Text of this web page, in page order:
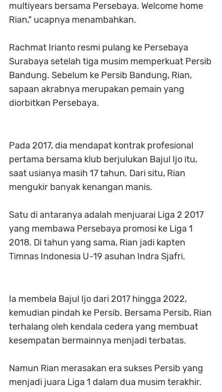
multiyears bersama Persebaya. Welcome home
Rian,” ucapnya menambahkan.
Rachmat Irianto resmi pulang ke Persebaya
Surabaya setelah tiga musim memperkuat Persib
Bandung. Sebelum ke Persib Bandung, Rian,
sapaan akrabnya merupakan pemain yang
diorbitkan Persebaya.
Pada 2017, dia mendapat kontrak profesional
pertama bersama klub berjulukan Bajul Ijo itu,
saat usianya masih 17 tahun. Dari situ, Rian
mengukir banyak kenangan manis.
Satu di antaranya adalah menjuarai Liga 2 2017
yang membawa Persebaya promosi ke Liga 1
2018. Di tahun yang sama, Rian jadi kapten
Timnas Indonesia U-19 asuhan Indra Sjafri.
Ia membela Bajul Ijo dari 2017 hingga 2022,
kemudian pindah ke Persib. Bersama Persib, Rian
terhalang oleh kendala cedera yang membuat
kesempatan bermainnya menjadi terbatas.
Namun Rian merasakan era sukses Persib yang
menjadi juara Liga 1 dalam dua musim terakhir.